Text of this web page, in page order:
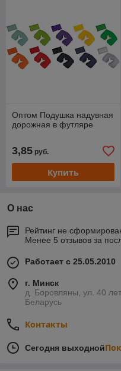
Оптом Подушка надувная
дорожная в футляре
3,85 руб.
Купить
О нас
Рейтинг не
Менее 5 отзывов за
Работает с 25.05.2010
г. Минск
д. Боровляны, ул. 40
Беларусь
Контакты
Сегодня выходной